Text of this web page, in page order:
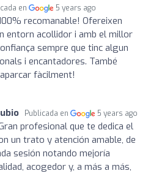
en 5 years ago
recomanable! Ofereixen
entorn acollidor i amb el millor
sempre que tinc algun
i encantadores. També
fàcilment!
Publicada en 5 years ago
profesional que te dedica el
un trato y atención amable, de
sesión notando mejoría
acogedor y, a más a más,